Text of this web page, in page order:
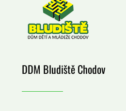
DDM Bludiště Chodov